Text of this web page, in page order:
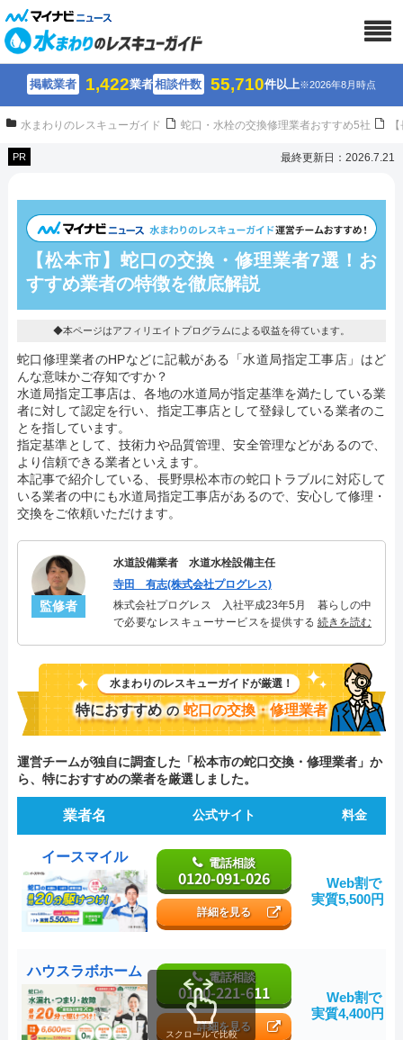
掲載業者 1,422業者相談件数 55,710件以上※2026年8月時点
水まわりのレスキューガイド 蛇口・水栓の交換修理業者おすすめ5社
PR 最終更新日：2026.7.21
【松本市】蛇口の交換・修理業者7選！ お
すすめ業者の特徴を徹底解説
◆本ページはアフィリエイトプログラムによる収益を得ています。
蛇口修理業者のHPなどに記載がある「水道局指定工事店」はど
んな意味かご存知ですか？
水道局指定工事店は、各地の水道局が指定基準を満たしている業
者に対して認定を行い、指定工事店として登録している業者のこ
とを指しています。
指定基準として、技術力や品質管理、安全管理などがあるので、
より信頼できる業者といえます。
本記事で紹介している、長野県松本市の蛇口トラブルに対応して
いる業者の中にも水道局指定工事店があるので、安心して修理・
交換をご依頼いただけます。
監修者
水道設備業者 水道水栓設備主任
寺田 有志(株式会社プログレス)
株式会社プログレス 入社平成23年5月 暮らしの中
で必要なレスキューサービスを提供する株式会社プ
ブルを解決。多くのお客様に信頼される「水道水
栓」のスペシャリスト。
続きを読む
水まわりのレスキューガイドが厳選！
特におすすめ の 蛇口の交換・修理業者
運営チームが独自に調査した「松本市の蛇口交換・修理業者」か
ら、特におすすめの業者を厳選しました。
業者名 公式サイト 料金
イースマイル 電話相談
0120-091-026
詳細を見る
Web割で
実質5,500円～
ハウスラボホーム 電話相談
0120-221-611
詳細を見る
Web割で
実質4,400円～
スクロールで比較